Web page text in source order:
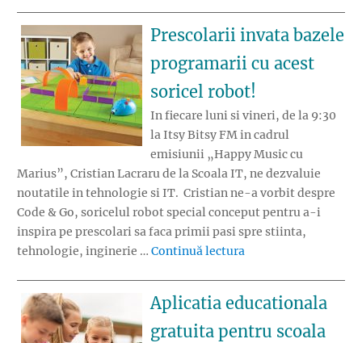
Prescolarii invata bazele
programarii cu acest
soricel robot!
In fiecare luni si vineri, de la 9:30
la Itsy Bitsy FM in cadrul
emisiunii „Happy Music cu
Marius”, Cristian Lacraru de la Scoala IT, ne dezvaluie
noutatile in tehnologie si IT. Cristian ne-a vorbit despre
Code & Go, soricelul robot special conceput pentru a-i
inspira pe prescolari sa faca primii pasi spre stiinta,
tehnologie, inginerie … Continuă lectura
Aplicatia educationala
gratuita pentru scoala